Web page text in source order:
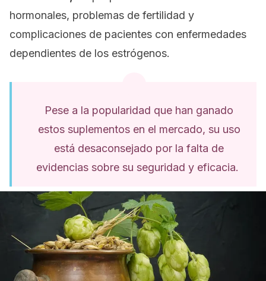
hormonales, problemas de fertilidad y
complicaciones de pacientes con enfermedades
dependientes de los estrógenos.
Pese a la popularidad que han ganado
estos suplementos en el mercado, su uso
está desaconsejado por la falta de
evidencias sobre su seguridad y eficacia.